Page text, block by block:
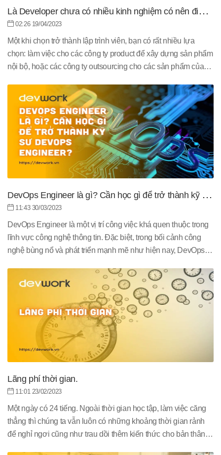
Là Developer chưa có nhiều kinh nghiệm có nên đi
onsite?
02:26 19/04/2023
Một khi chọn trở thành lập trình viên, bạn có rất nhiều lựa
chọn: làm việc cho các công ty product để xây dựng sản phẩm
nội bộ, hoặc các công ty outsourcing cho các sản phẩm của
bạn đã đi làm nhưng vẫn khá lạ so với đại đa số người mới.
Đó là: Onsite.
DevOps Engineer là gì? Cần học gì để trở thành kỹ sư
DevOps Engineer?
11:43 30/03/2023
DevOps Engineer là một vị trí công việc khá quen thuộc trong
lĩnh vực công nghệ thông tin. Đặc biệt, trong bối cảnh công
nghệ bùng nổ và phát triển mạnh mẽ như hiện nay, DevOps
nghiệp. Một phần mềm được hoàn thiện và vận hành được
chính là kết quả nghiên cứu, phát triển của các kỹ sư DevOps.
Vậy họ là ai? Công việc cụ thể của họ là gì? Và cần học gì để
trở thành kỹ sư DevOps?
Lãng phí thời gian.
11:01 23/02/2023
Một ngày có 24 tiếng. Ngoài thời gian học tập, làm việc căng
thẳng thì chúng ta vẫn luôn có những khoảng thời gian rảnh
để nghỉ ngơi cũng như trau dồi thêm kiến thức cho bản thân.